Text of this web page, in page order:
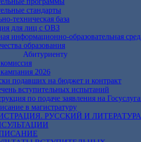
стандарты
техническая база
для лиц с ОВЗ
информационно-образовательная
образования
Абитуриенту
2026
подавших на бюджет и контракт
вступительных испытаний
по подаче заявления на
в магистратуру
РУССКИЙ И ЛИТЕРАТУРА